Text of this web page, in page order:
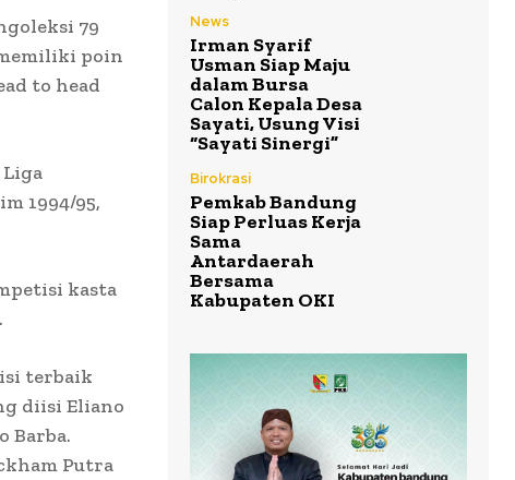
79
poin
to head
1994/95,
kasta
terbaik
diisi Eliano
Barba.
Putra
News
Irman Syarif
Usman Siap Maju
dalam Bursa
Calon Kepala Desa
Sayati, Usung Visi
“Sayati Sinergi”
Birokrasi
Pemkab Bandung
Siap Perluas Kerja
Sama
Antardaerah
Bersama
Kabupaten OKI